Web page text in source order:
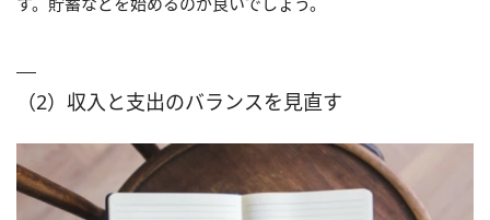
（2）収入と支出のバランスを見直す